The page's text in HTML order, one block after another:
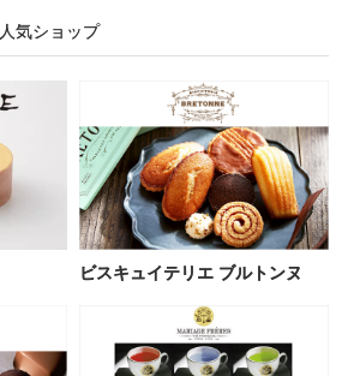
人気ショップ
ビスキュイテリエ ブルトンヌ